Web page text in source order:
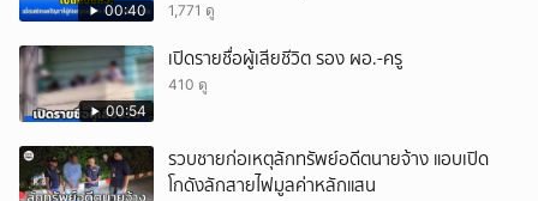
00:40 1,771 ดู
00:54
เปิดรายชื่อผู้เสียชีวิต รอง ผอ.-ครู
410 ดู
รวบชายก่อเหตุลักทรัพย์อดีตนายจ้าง แอบเปิด
โกดังลักสายไฟมูลค่าหลักแสน